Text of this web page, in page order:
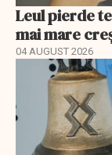
Leul pierde
mai mare
04 AUGUST 2026